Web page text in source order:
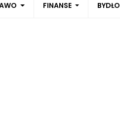
FINANSE BYDŁO